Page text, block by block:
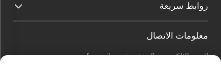
روابط سريعة
معلومات الاتصال
البريد الإلكتروني:[email protected]